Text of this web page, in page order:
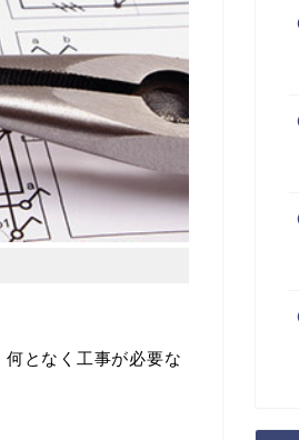
何となく工事が必要な